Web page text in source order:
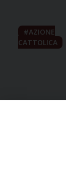
AZIONE
CATTOLICA